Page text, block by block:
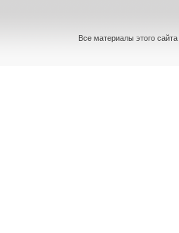
Все материалы этого